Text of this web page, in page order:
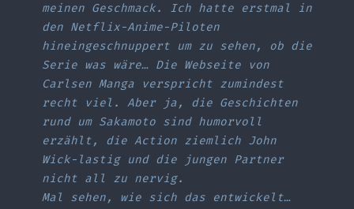
meinen Geschmack. Ich hatte erstmal in
den Netflix-Anime-Piloten
hineingeschnuppert um zu sehen, ob die
Serie was wäre… Die Webseite von
Carlsen Manga verspricht zumindest
recht viel. Aber ja, die Geschichten
rund um Sakamoto sind humorvoll
erzählt, die Action ziemlich John
Wick-lastig und die jungen Partner
nicht all zu nervig.
Mal sehen, wie sich das entwickelt…